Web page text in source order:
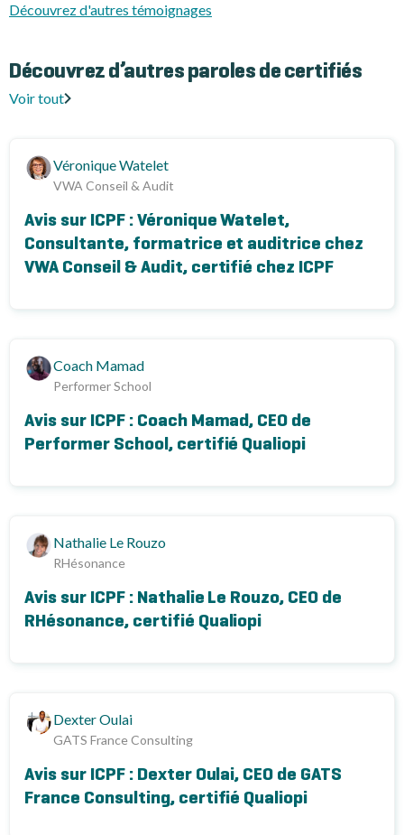
Découvrez d'autres témoignages
Découvrez d’autres paroles de certifiés
Voir tout
Véronique Watelet
VWA Conseil & Audit
Avis sur ICPF : Véronique Watelet,
Consultante, formatrice et auditrice chez
VWA Conseil & Audit, certifié chez ICPF
Coach Mamad
Performer School
Avis sur ICPF : Coach Mamad, CEO de
Performer School, certifié Qualiopi
Nathalie Le Rouzo
RHésonance
Avis sur ICPF : Nathalie Le Rouzo, CEO de
RHésonance, certifié Qualiopi
Dexter Oulai
GATS France Consulting
Avis sur ICPF : Dexter Oulai, CEO de GATS
France Consulting, certifié Qualiopi